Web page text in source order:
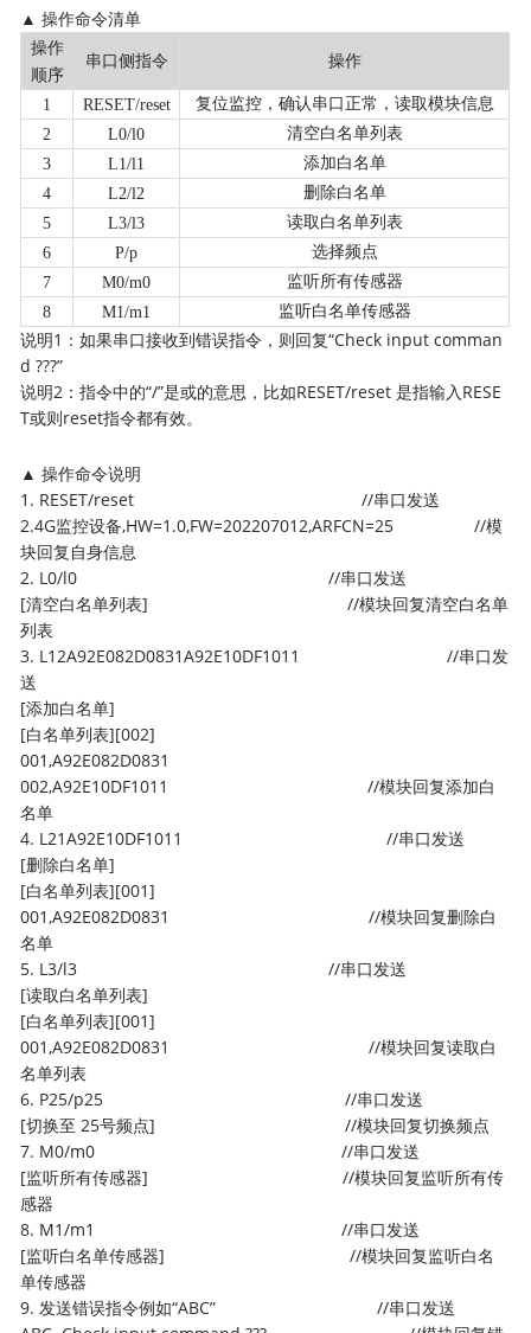
▲ 操作命令清单
操作
顺序
串口侧指令 操作
1 RESET/reset
复位监控，确认串口正常，读取模块信息
2
L0/l0
清空白名单列表
3
L1/l1
添加白名单
4
L2/l2
删除白名单
5
L3/l3
读取白名单列表
6
P/p
选择频点
7
M0/m0
监听所有传感器
8
M1/m1 监听白名单传感器
说明1：如果串口接收到错误指令，则回复“Check input comman
d ???”
说明2：指令中的“/”是或的意思，比如RESET/reset 是指输入RESE
T或则reset指令都有效。
▲ 操作命令说明
1. RESET/reset //串口发送
2.4G监控设备,HW=1.0,FW=202207012,ARFCN=25 //模
块回复自身信息
2. L0/l0 //串口发送
[清空白名单列表] //模块回复清空白名单
列表
3. L12A92E082D0831A92E10DF1011 //串口发
送
[添加白名单]
[白名单列表][002]
001,A92E082D0831
002,A92E10DF1011 //模块回复添加白
名单
4. L21A92E10DF1011 //串口发送
[删除白名单]
[白名单列表][001]
001,A92E082D0831 //模块回复删除白
名单
5. L3/l3 //串口发送
[读取白名单列表]
[白名单列表][001]
001,A92E082D0831 //模块回复读取白
名单列表
6. P25/p25 //串口发送
[切换至 25号频点] //模块回复切换频点
7. M0/m0 //串口发送
[监听所有传感器] //模块回复监听所有传
感器
8. M1/m1 //串口发送
[监听白名单传感器] //模块回复监听白名
单传感器
9. 发送错误指令例如“ABC” //串口发送